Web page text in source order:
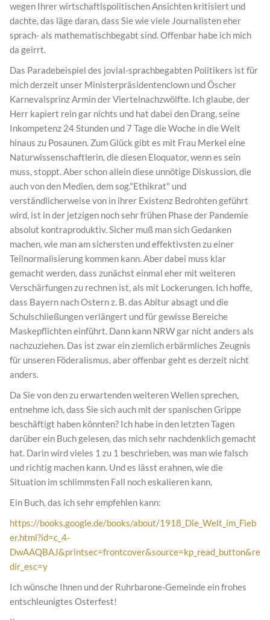
wegen Ihrer wirtschaftlspolitischen Ansichten kritisiert und
dachte, das läge daran, dass Sie wie viele Journalisten eher
sprach- als mathematischbegabt sind. Offenbar habe ich mich
da geirrt.
Das Paradebeispiel des jovial-sprachbegabten Politikers ist für
mich derzeit unser Ministerpräsidentenclown und Öscher
Karnevalsprinz Armin der Viertelnachzwölfte. Ich glaube, der
Herr kapiert rein gar nichts und hat dabei den Drang, seine
Inkompetenz 24 Stunden und 7 Tage die Woche in die Welt
hinaus zu Posaunen. Zum Glück gibt es mit Frau Merkel eine
Naturwissenschaftlerin, die diesen Eloquator, wenn es sein
muss, stoppt. Aber schon allein diese unnötige Diskussion, die
auch von den Medien, dem sog."Ethikrat" und
verständlicherweise von in ihrer Existenz Bedrohten geführt
wird, ist in der jetzigen noch sehr frühen Phase der Pandemie
absolut kontraproduktiv. Sicher muß man sich Gedanken
machen, wie man am sichersten und effektivsten zu einer
Teilnormalisierung kommen kann. Aber dabei muss klar
gemacht werden, dass zunächst einmal eher mit weiteren
Verschärfungen zu rechnen ist, als mit Lockerungen. Ich hoffe,
dass Bayern nach Ostern z. B. das Abitur absagt und die
Schulschließungen verlängert und für gewisse Bereiche
Maskepflichten einführt. Dann kann NRW gar nicht anders als
nachzuziehen. Das ist zwar ein ziemlich erbärmliches Zeugnis
für unseren Föderalismus, aber offenbar geht es derzeit nicht
anders.
Da Sie von den zu erwartenden weiteren Wellen sprechen,
entnehme ich, dass Sie sich auch mit der spanischen Grippe
beschäftigt haben könnten? Ich habe in den letzten Tagen
darüber ein Buch gelesen, das mich sehr nachdenklich gemacht
hat. Darin wird vieles 1 zu 1 beschrieben, was man wie falsch
und richtig machen kann. Und es lässt erahnen, wie die
Situation im schlimmsten Fall noch eskalieren kann.
Ein Buch, das ich sehr empfehlen kann:
https://books.google.de/books/about/1918_Die_Welt_im_Fieb
er.html?id=c_4-
DwAAQBAJ&printsec=frontcover&source=kp_read_button&re
dir_esc=y
Ich wünsche Ihnen und der Ruhrbarone-Gemeinde ein frohes
entschleunigtes Osterfest!